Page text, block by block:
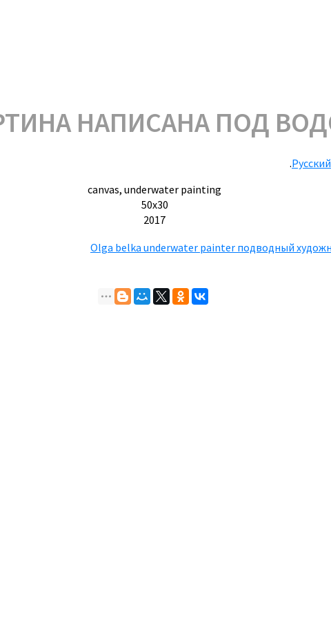
Русский
.
canvas, underwater painting
50х30
2017